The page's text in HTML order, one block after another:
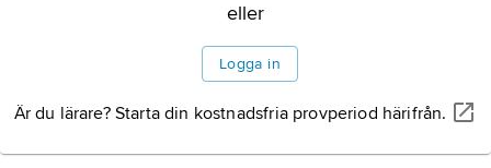
eller
Logga in
Är du lärare? Starta din kostnadsfria provperiod härifrån.